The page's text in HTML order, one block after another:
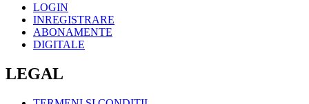
LOGIN
INREGISTRARE
ABONAMENTE
DIGITALE
LEGAL